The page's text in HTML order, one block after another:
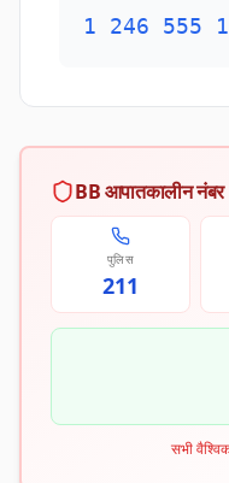
1 246 555
BB आपातकालीन नंबर
पुलिस
211
सभी